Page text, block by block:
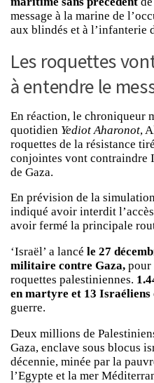
message à la marine de
aux blindés et à l’infanterie
Les roquettes
à entendre le
En réaction, le chroniqueur
quotidien Yediot Aharonot,
roquettes de la résistance
conjointes vont contraindre
de Gaza.
En prévision de la
indiqué avoir interdit
avoir fermé la principale
‘Israël’ a lancé le 27
militaire contre Gaza, pour
roquettes palestiniennes.
en martyre et 13 Israéliens
guerre.
Deux millions de
Gaza, enclave sous blocus
décennie, minée par la
l’Egypte et la mer